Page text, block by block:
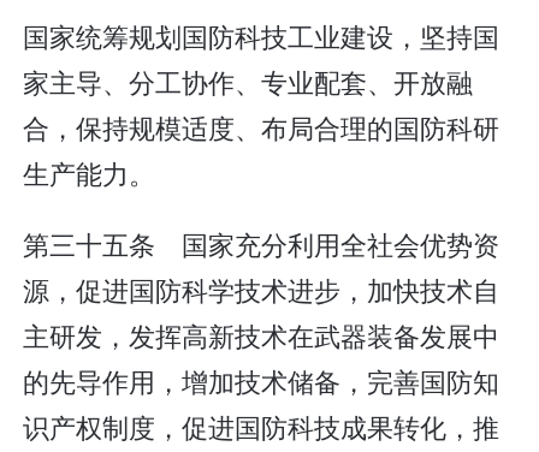
国家统筹规划国防科技工业建设，坚持国
家主导、分工协作、专业配套、开放融
合，保持规模适度、布局合理的国防科研
生产能力。
第三十五条 国家充分利用全社会优势资
源，促进国防科学技术进步，加快技术自
主研发，发挥高新技术在武器装备发展中
的先导作用，增加技术储备，完善国防知
识产权制度，促进国防科技成果转化，推